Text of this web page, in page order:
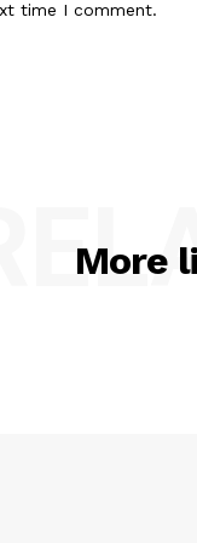
time I comment.
More